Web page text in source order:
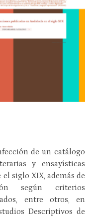
de un catálogo
y ensayísticas
siglo XIX, además de
según criterios
entre otros, en
Descriptivos de